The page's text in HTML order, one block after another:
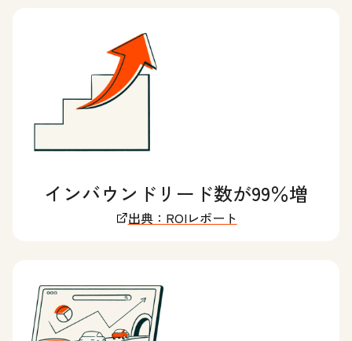
インバウンドリード数が99％増
出典：ROIレポート